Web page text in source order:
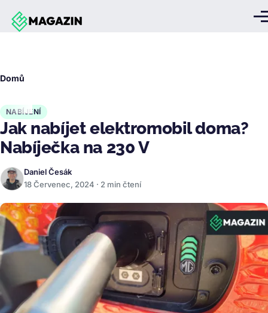
Přejít k hlavnímu obsahu
Domů
NABÍJENÍ
Jak nabíjet elektromobil doma?
Nabíječka na 230 V
Daniel Česák
18 Červenec, 2024 · 2 min čtení